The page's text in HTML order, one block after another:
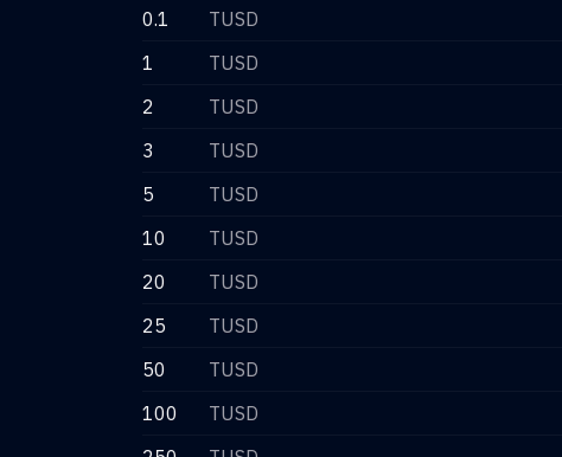
0.1
TUSD
1
TUSD
2
TUSD
3
TUSD
5
TUSD
10
TUSD
20
TUSD
25
TUSD
50
TUSD
100
TUSD